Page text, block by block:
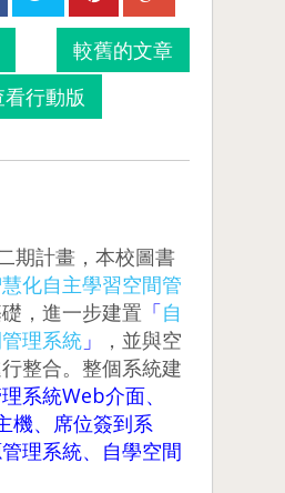
較舊的文章
看行動版
期計畫，本校圖書
化自主學習空間管
礎，進一步建置 「自
理系統 」
，並與空
整合。整個系統建
系統Web介面、
機、席位簽到系
理系統、自學空間